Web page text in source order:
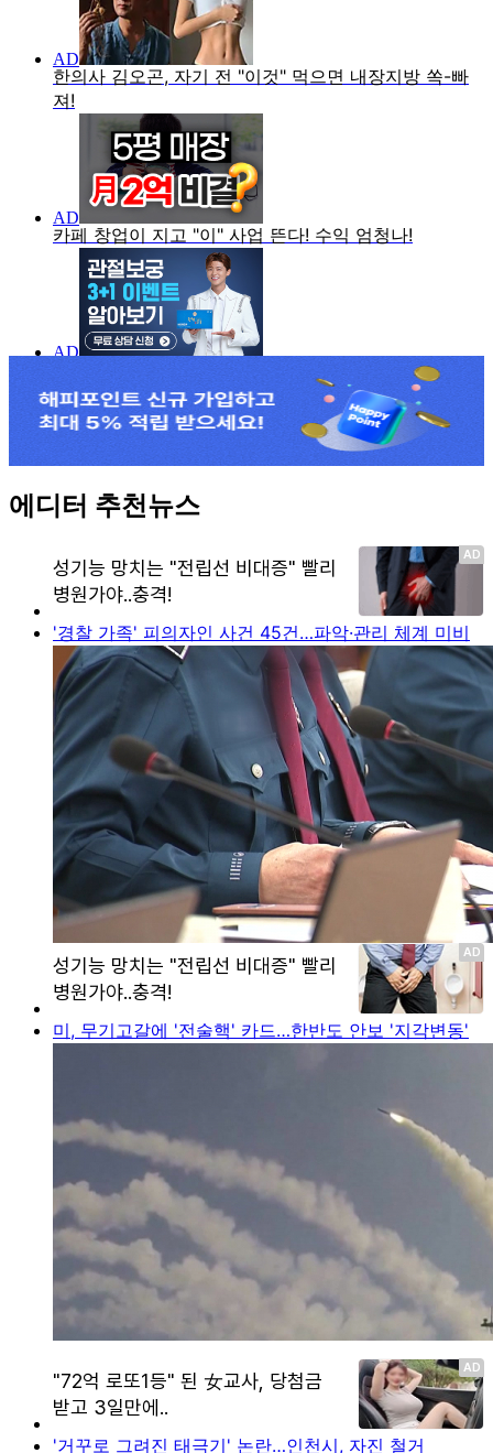
에디터 추천뉴스
'경찰 가족' 피의자인 사건 45건…파악·관리 체계 미비
미, 무기고갈에 '전술핵' 카드…한반도 안보 '지각변동'
'거꾸로 그려진 태극기' 논란…인천시, 자진 철거